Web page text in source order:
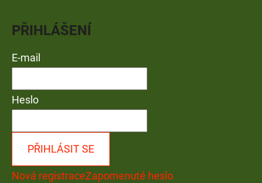
PŘIHLÁŠENÍ
E-mail
Heslo
PŘIHLÁSIT SE
Nová registraceZapomenuté heslo